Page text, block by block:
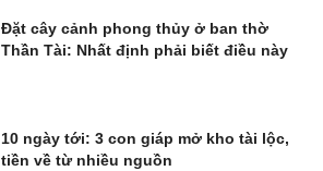
Đặt cây cảnh phong thủy ở ban thờ
Thần Tài: Nhất định phải biết điều này
10 ngày tới: 3 con giáp mở kho tài lộc,
tiền về từ nhiều nguồn